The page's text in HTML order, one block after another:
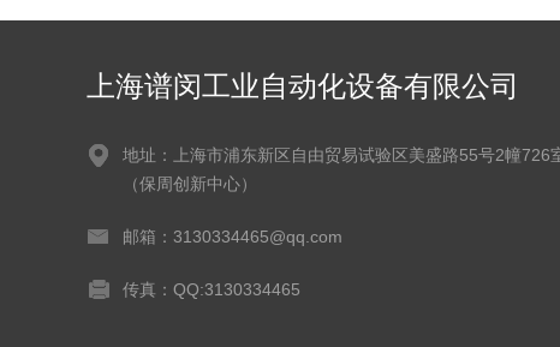
上海谱闵工业自动化设备有限公司
地址：上海市浦东新区自由贸易试验区美盛路55号2幢726
（保周创新中心）
邮箱：3130334465@qq.com
传真：QQ:3130334465